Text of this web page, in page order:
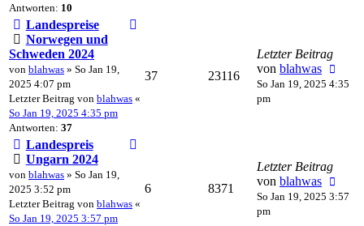
Antworten: 10
Landespreise
Norwegen und
Schweden 2024
von blahwas » So Jan 19,
2025 4:07 pm
Letzter Beitrag von blahwas «
So Jan 19, 2025 4:35 pm
Antworten: 37
37 23116
Letzter Beitrag
von blahwas
So Jan 19, 2025 4:35
pm
Landespreis
Ungarn 2024
von blahwas » So Jan 19,
2025 3:52 pm
Letzter Beitrag von blahwas «
So Jan 19, 2025 3:57 pm
6 8371
Letzter Beitrag
von blahwas
So Jan 19, 2025 3:57
pm